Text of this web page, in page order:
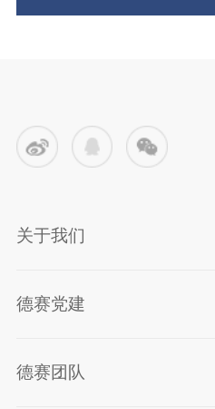
关于我们
德赛党建
德赛团队